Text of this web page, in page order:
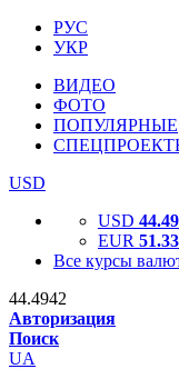
РУС
УКР
ВИДЕО
ФОТО
ПОПУЛЯРНЫЕ
USD
USD
EUR
Все курсы
44.4942
Авторизация
Поиск
UA